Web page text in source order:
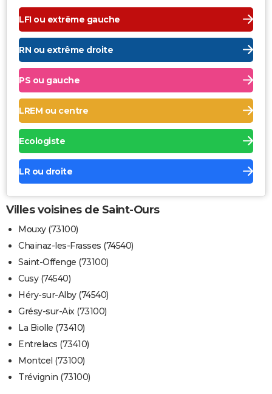
LFI ou extrême gauche
RN ou extrême droite
PS ou gauche
LREM ou centre
Ecologiste
LR ou droite
Villes voisines de Saint-Ours
Mouxy (73100)
Chainaz-les-Frasses (74540)
Saint-Offenge (73100)
Cusy (74540)
Héry-sur-Alby (74540)
Grésy-sur-Aix (73100)
La Biolle (73410)
Entrelacs (73410)
Montcel (73100)
Trévignin (73100)